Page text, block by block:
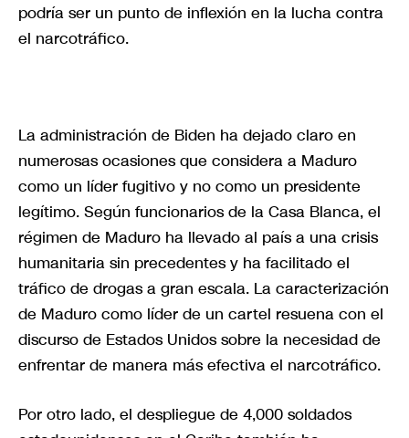
podría ser un punto de inflexión en la lucha contra
el narcotráfico.
La administración de Biden ha dejado claro en
numerosas ocasiones que considera a Maduro
como un líder fugitivo y no como un presidente
legítimo. Según funcionarios de la Casa Blanca, el
régimen de Maduro ha llevado al país a una crisis
humanitaria sin precedentes y ha facilitado el
tráfico de drogas a gran escala. La caracterización
de Maduro como líder de un cartel resuena con el
discurso de Estados Unidos sobre la necesidad de
enfrentar de manera más efectiva el narcotráfico.
Por otro lado, el despliegue de 4,000 soldados